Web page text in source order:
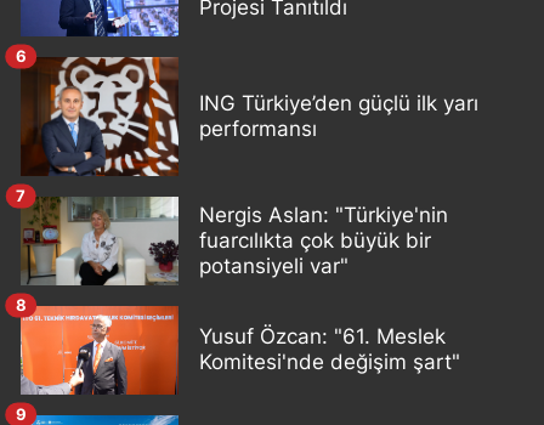
Projesi Tanıtıldı
ING Türkiye’den güçlü ilk yarı
performansı
6
Nergis Aslan: "Türkiye'nin
fuarcılıkta çok büyük bir
potansiyeli var"
7
Yusuf Özcan: "61. Meslek
Komitesi'nde değişim şart"
8
9